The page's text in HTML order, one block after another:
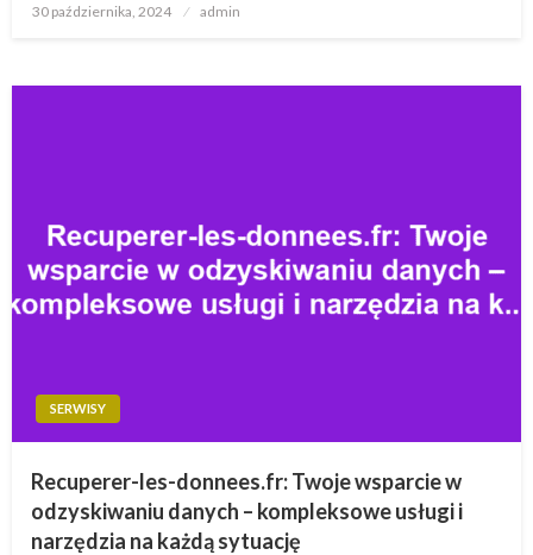
Opublikowane
30 października, 2024 admin
SERWISY
Recuperer-les-donnees.fr: Twoje wsparcie w
odzyskiwaniu danych – kompleksowe usługi i
narzędzia na każdą sytuację